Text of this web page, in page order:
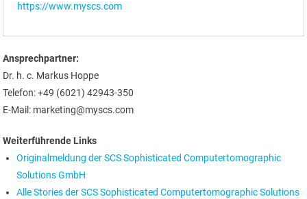
https://www.myscs.com
Ansprechpartner:
Dr. h. c. Markus Hoppe
Telefon: +49 (6021) 42943-350
E-Mail: marketing@myscs.com
Weiterführende Links
Originalmeldung der SCS Sophisticated Computertomographic
Solutions GmbH
Alle Stories der SCS Sophisticated Computertomographic Solutions